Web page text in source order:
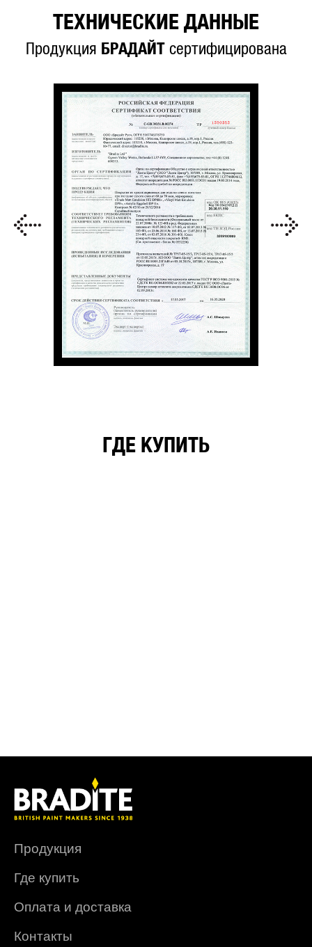
ТЕХНИЧЕСКИЕ ДАННЫЕ
Продукция БРАДАЙТсертифицирована
ГДЕ КУПИТЬ
Продукция
Где купить
Оплата и доставка
Контакты